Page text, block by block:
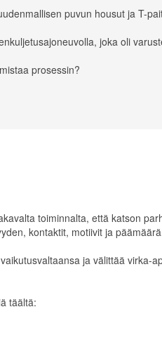
puvun housut ja T-
joka oli
prosessin?
toiminnalta, että katson
kontaktit, motiivit ja
ja välittää virka-
täältä: